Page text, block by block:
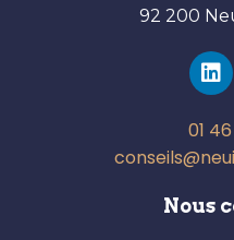
92 200
01
Nous